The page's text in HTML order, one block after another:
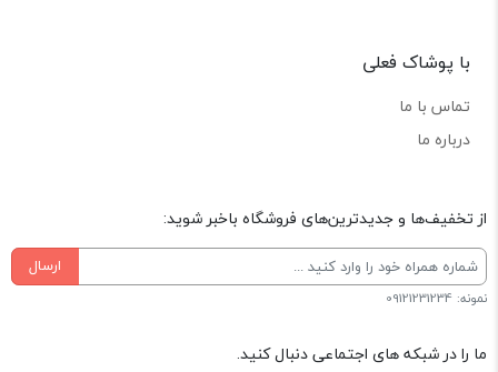
با پوشاک فعلی
تماس با ما
درباره ما
از تخفیف‌ها و جدیدترین‌های فروشگاه باخبر شوید:
ارسال
نمونه: 09121231234
ما را در شبکه های اجتماعی دنبال کنید.